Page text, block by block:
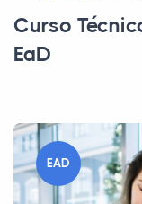
Curso
EaD
EAD